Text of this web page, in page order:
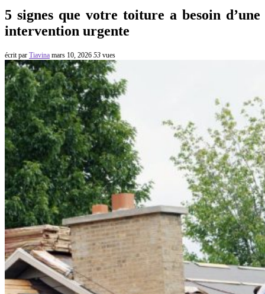
5 signes que votre toiture a besoin d’une
intervention urgente
écrit par Tiavina mars 10, 2026 53 vues